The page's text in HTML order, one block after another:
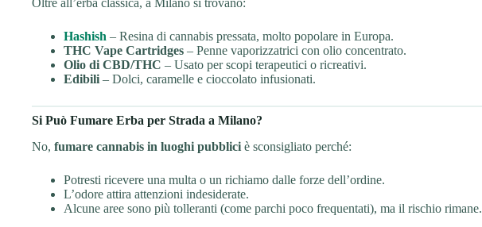
Oltre all’erba classica, a Milano si trovano:
Hashish – Resina di cannabis pressata, molto popolare in Europa.
THC Vape Cartridges – Penne vaporizzatrici con olio concentrato.
Olio di CBD/THC – Usato per scopi terapeutici o ricreativi.
Edibili – Dolci, caramelle e cioccolato infusionati.
Si Può Fumare Erba per Strada a Milano?
No, fumare cannabis in luoghi pubblici è sconsigliato perché:
Potresti ricevere una multa o un richiamo dalle forze dell’ordine.
L’odore attira attenzioni indesiderate.
Alcune aree sono più tolleranti (come parchi poco frequentati), ma il rischio rimane.